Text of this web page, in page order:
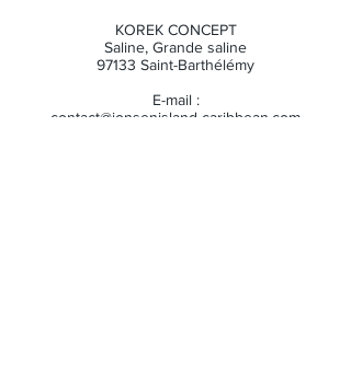
KOREK CONCEPT
Saline, Grande saline
97133 Saint-Barthélémy
E-mail :
contact@jonsenisland-caribbean.com